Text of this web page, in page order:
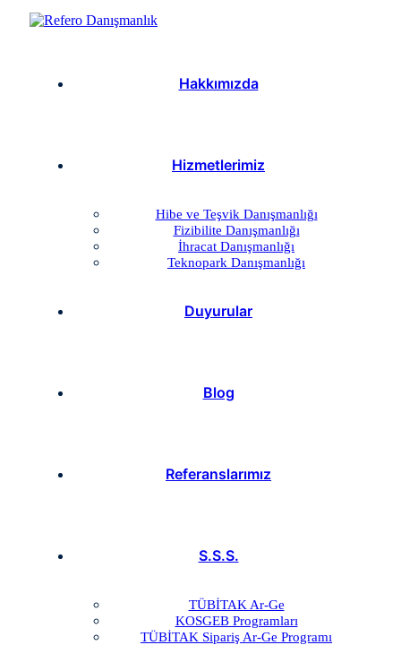
Hakkımızda
Hizmetlerimiz
Hibe ve Teşvik Danışmanlığı
Fizibilite Danışmanlığı
İhracat Danışmanlığı
Teknopark Danışmanlığı
Duyurular
Blog
Referanslarımız
S.S.S.
TÜBİTAK Ar-Ge
KOSGEB Programları
TÜBİTAK Sipariş Ar-Ge Programı